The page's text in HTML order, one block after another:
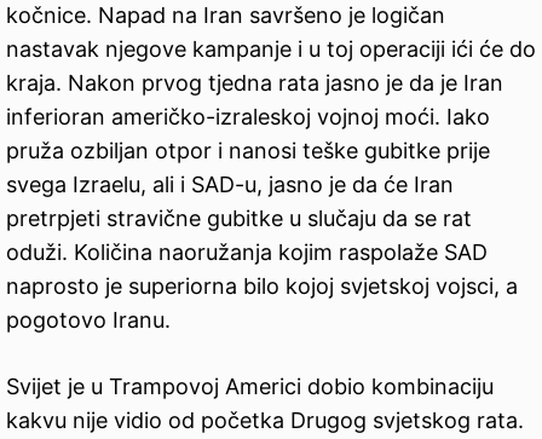
kočnice. Napad na Iran savršeno je logičan
nastavak njegove kampanje i u toj operaciji ići će do
kraja. Nakon prvog tjedna rata jasno je da je Iran
inferioran američko-izraleskoj vojnoj moći. Iako
pruža ozbiljan otpor i nanosi teške gubitke prije
svega Izraelu, ali i SAD-u, jasno je da će Iran
pretrpjeti stravične gubitke u slučaju da se rat
oduži. Količina naoružanja kojim raspolaže SAD
naprosto je superiorna bilo kojoj svjetskoj vojsci, a
pogotovo Iranu.
Svijet je u Trampovoj Americi dobio kombinaciju
kakvu nije vidio od početka Drugog svjetskog rata.